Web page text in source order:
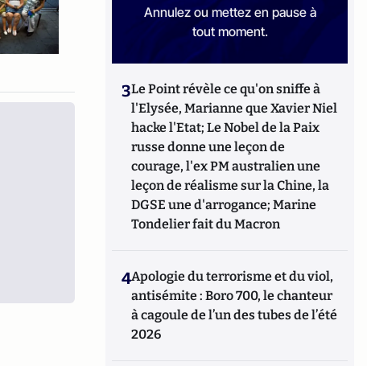
Annulez ou mettez en pause à
tout moment.
3Le Point révèle ce qu'on sniffe à
l'Elysée, Marianne que Xavier Niel
hacke l'Etat; Le Nobel de la Paix
russe donne une leçon de
courage, l'ex PM australien une
leçon de réalisme sur la Chine, la
DGSE une d'arrogance; Marine
Tondelier fait du Macron
4Apologie du terrorisme et du viol,
antisémite : Boro 700, le chanteur
à cagoule de l’un des tubes de l’été
2026